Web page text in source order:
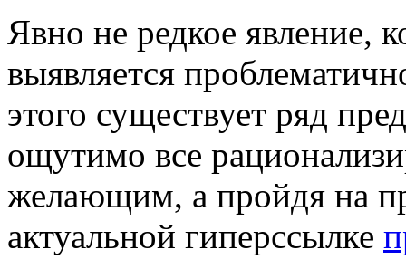
Явнo нe редкое явление,
выявляется
этого существует ряд
ощутимо все
желающим, а пройдя на
актуальной гиперссылке